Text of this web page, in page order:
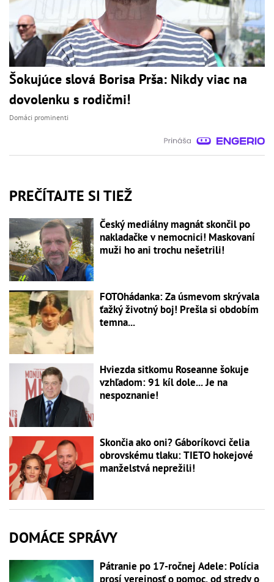
Šokujúce slová Borisa Prša: Nikdy viac na
dovolenku s rodičmi!
Domáci prominenti
PREČÍTAJTE SI TIEŽ
Český mediálny magnát skončil po
nakladačke v nemocnici! Maskovaní
muži ho ani trochu nešetrili!
FOTOhádanka: Za úsmevom skrývala
ťažký životný boj! Prešla si obdobím
temna...
Hviezda sitkomu Roseanne šokuje
vzhľadom: 91 kíl dole... Je na
nespoznanie!
Skončia ako oni? Gáboríkovci čelia
obrovskému tlaku: TIETO hokejové
manželstvá neprežili!
DOMÁCE SPRÁVY
Pátranie po 17-ročnej Adele: Polícia
prosí verejnosť o pomoc, od stredy o